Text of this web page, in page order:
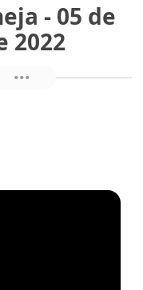
- 05 de
2022